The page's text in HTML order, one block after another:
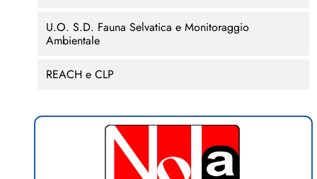
U.O. S.D. Fauna Selvatica e Monitoraggio
Ambientale
REACH e CLP